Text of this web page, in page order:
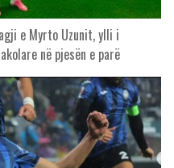
e Myrto Uzunit, ylli i
në pjesën e parë